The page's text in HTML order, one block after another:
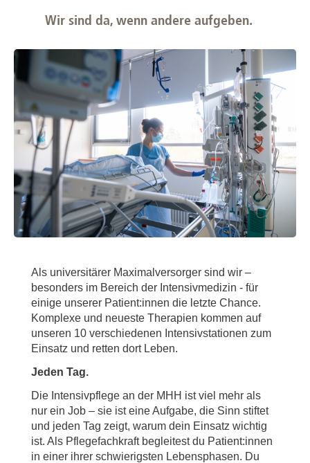
Wir sind da, wenn andere aufgeben.
Als universitärer Maximalversorger sind wir –
besonders im Bereich der Intensivmedizin - für
einige unserer Patient:innen die letzte Chance.
Komplexe und neueste Therapien kommen auf
unseren 10 verschiedenen Intensivstationen zum
Einsatz und retten dort Leben.
Jeden Tag.
Die Intensivpflege an der MHH ist viel mehr als
nur ein Job – sie ist eine Aufgabe, die Sinn stiftet
und jeden Tag zeigt, warum dein Einsatz wichtig
ist. Als Pflegefachkraft begleitest du Patient:innen
in einer ihrer schwierigsten Lebensphasen. Du